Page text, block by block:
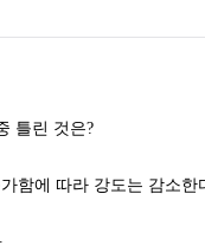
건축용 목재의 일반적인 성질에 대한 설명 중 틀린 것은?
섬유포화점 이하에서는 목재의 함수율이 증가함에 따라 강도는